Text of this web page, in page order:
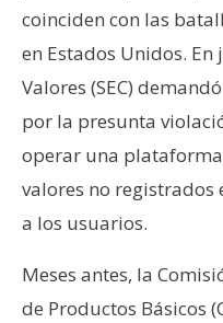
coinciden con las
en Estados Unidos.
Valores (SEC)
por la presunta
operar una
valores no
a los usuarios.
Meses antes, la
de Productos Básicos